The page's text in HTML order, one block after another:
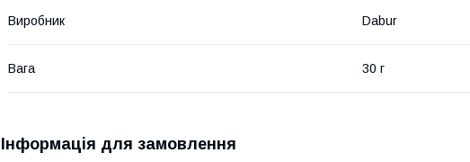
Виробник Dabur
Вага 30 г
Інформація для замовлення